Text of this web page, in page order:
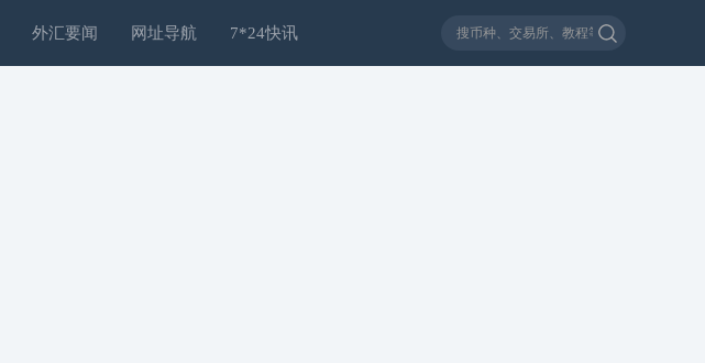
外汇要闻 网址导航 7*24快讯